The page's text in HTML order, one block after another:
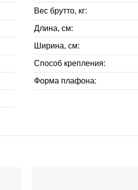
Вес брутто, кг:
Длина, см:
Ширина, см:
Способ крепления:
Форма плафона: